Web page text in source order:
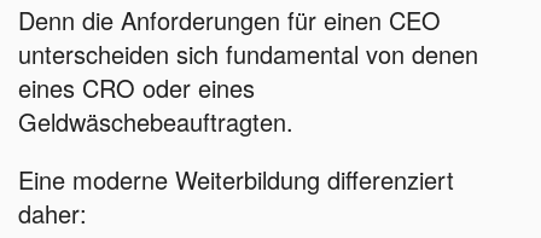
Denn die Anforderungen für einen CEO
unterscheiden sich fundamental von denen
eines CRO oder eines
Geldwäschebeauftragten.
Eine moderne Weiterbildung differenziert
daher: